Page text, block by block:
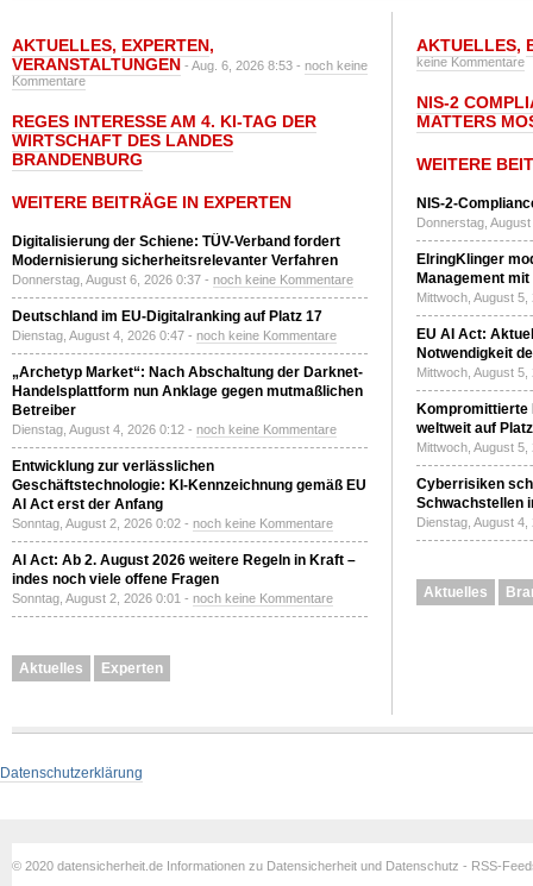
AKTUELLES, EXPERTEN,
VERANSTALTUNGEN - Aug. 6, 2026 8:53 - noch keine
Kommentare
REGES INTERESSE AM 4. KI-TAG DER
WIRTSCHAFT DES LANDES
BRANDENBURG
WEITERE BEITRÄGE IN EXPERTEN
Digitalisierung der Schiene: TÜV-Verband fordert
Modernisierung sicherheitsrelevanter Verfahren
Donnerstag, August 6, 2026 0:37 - noch keine Kommentare
Deutschland im EU-Digitalranking auf Platz 17
Dienstag, August 4, 2026 0:47 - noch keine Kommentare
„Archetyp Market“: Nach Abschaltung der Darknet-
Handelsplattform nun Anklage gegen mutmaßlichen
Betreiber
Dienstag, August 4, 2026 0:12 - noch keine Kommentare
Entwicklung zur verlässlichen
Geschäftstechnologie: KI-Kennzeichnung gemäß EU
AI Act erst der Anfang
Sonntag, August 2, 2026 0:02 - noch keine Kommentare
AI Act: Ab 2. August 2026 weitere Regeln in Kraft –
indes noch viele offene Fragen
Sonntag, August 2, 2026 0:01 - noch keine Kommentare
Aktuelles Experten
AKTUELLES,
keine Kommentare
NIS-2
MATTERS
WEITERE
NIS-2-
Donnerstag,
ElringKlinger
Management
Mittwoch, August
EU AI Act:
Notwendigkeit
Mittwoch, August
Kompromittierte
weltweit auf
Mittwoch, August
Cyberrisiken
Schwachstellen
Dienstag, August
Aktuelles
Datenschutzerklärung
© 2020 datensicherheit.de Informationen zu Datensicherheit und Datenschutz - RSS-